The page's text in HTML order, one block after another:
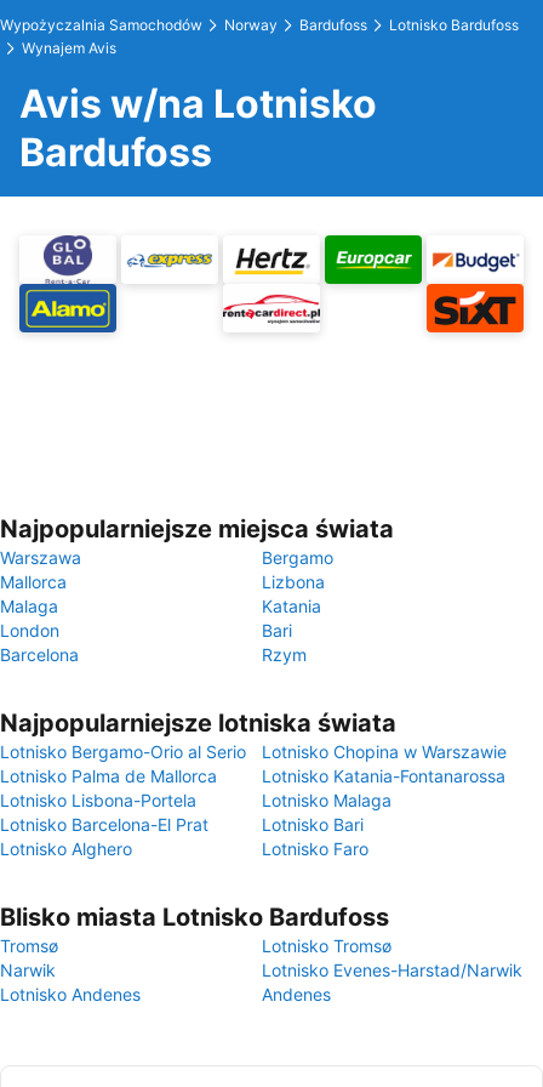
Wypożyczalnia Samochodów Norway Bardufoss
Lotnisko Bardufoss
Wynajem Avis
Avis w/na Lotnisko
Bardufoss
Najpopularniejsze miejsca świata
Warszawa
Bergamo
Mallorca
Lizbona
Malaga
Katania
London
Bari
Barcelona
Rzym
Najpopularniejsze lotniska świata
Lotnisko Bergamo-Orio al Serio
Lotnisko Chopina w Warszawie
Lotnisko Palma de Mallorca
Lotnisko Katania-Fontanarossa
Lotnisko Lisbona-Portela
Lotnisko Malaga
Lotnisko Barcelona-El Prat
Lotnisko Bari
Lotnisko Alghero
Lotnisko Faro
Blisko miasta Lotnisko Bardufoss
Tromsø
Lotnisko Tromsø
Narwik
Lotnisko Evenes-Harstad/Narwik
Lotnisko Andenes
Andenes